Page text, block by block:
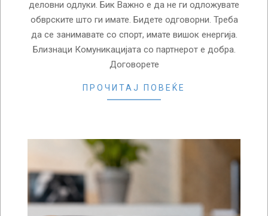
деловни одлуки. Бик Важно е да не ги одложувате
обврските што ги имате. Бидете одговорни. Треба
да се занимавате со спорт, имате вишок енергија.
Близнаци Комуникацијата со партнерот е добра.
Договорете
ПРОЧИТАЈ ПОВЕЌЕ